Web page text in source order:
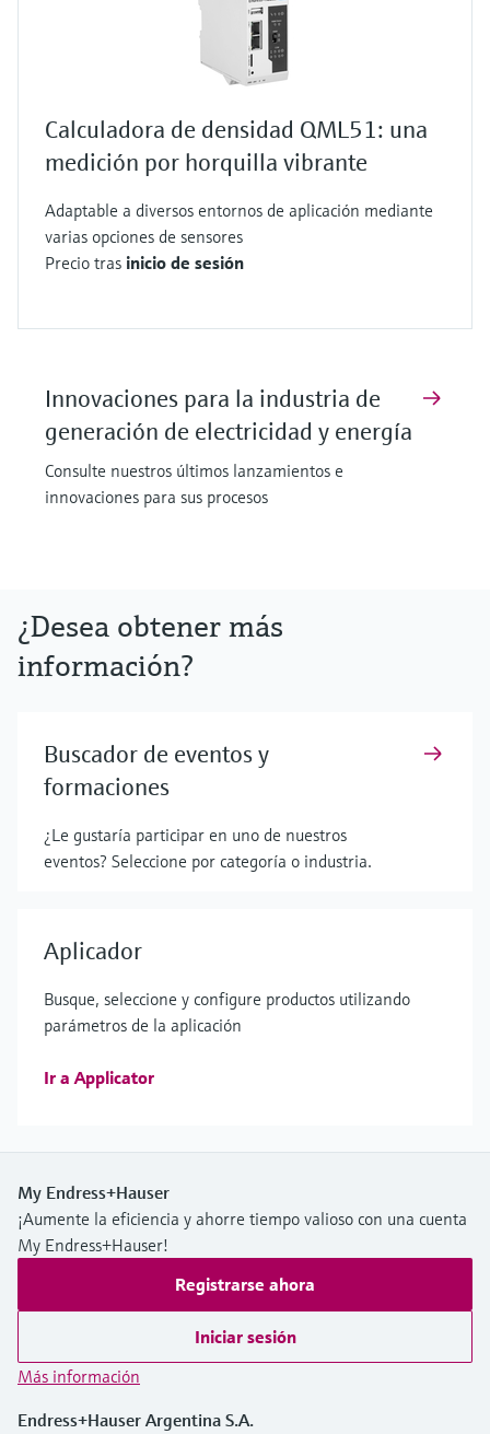
Calculadora de densidad QML51: una
medición por horquilla vibrante
Adaptable a diversos entornos de aplicación mediante
varias opciones de sensores
Precio tras inicio de sesión
Innovaciones para la industria de
generación de electricidad y energía
Consulte nuestros últimos lanzamientos e
innovaciones para sus procesos
¿Desea obtener más
información?
Buscador de eventos y
formaciones
¿Le gustaría participar en uno de nuestros
eventos? Seleccione por categoría o industria.
Aplicador
Busque, seleccione y configure productos utilizando
parámetros de la aplicación
Ir a Applicator
My Endress+Hauser
¡Aumente la eficiencia y ahorre tiempo valioso con una cuenta
My Endress+Hauser!
Registrarse ahora
Iniciar sesión
Más información
Endress+Hauser Argentina S.A.